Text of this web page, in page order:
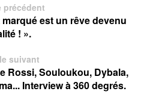
précédent
est un rêve devenu
! ».
suivant
Rossi, Souloukou, Dybala,
Interview à 360 degrés.